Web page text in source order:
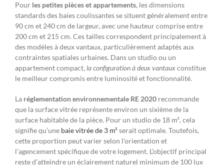
Pour les petites pièces et appartements, les dimensions
standards des baies coulissantes se situent généralement entre
90 cm et 240 cm de largeur, avec une hauteur comprise entre
200 cm et 215 cm. Ces tailles correspondent principalement à
des modèles à deux vantaux, particulièrement adaptés aux
contraintes spatiales urbaines. Dans un studio ou un
appartement compact,la configuration à deux vantauxconstitue
le meilleur compromis entre luminosité et fonctionnalité.
La réglementation environnementale RE 2020 recommande
que la surface vitrée représente environ un sixième de la
surface habitable de la pièce. Pour un studio de 18 m², cela
signifie qu’une baie vitrée de 3 m²serait optimale. Toutefois,
cette proportion peut varier selon l’orientation et
l’agencement spécifique de votre logement. L’objectif principal
reste d’atteindre un éclairement naturel minimum de 100 lux